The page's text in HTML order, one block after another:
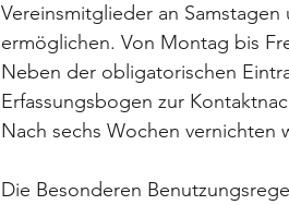
Vereinsmitglieder an
ermöglichen. Von Montag bis
Neben der obligatorischen
Erfassungsbogen zur
Nach sechs Wochen vernichten
Die Besonderen